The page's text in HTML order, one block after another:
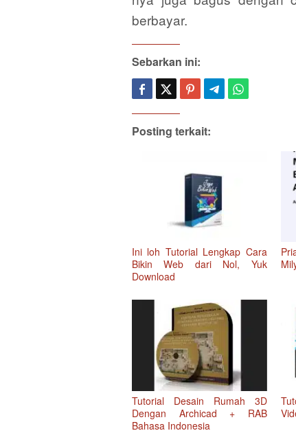
berbayar.
Sebarkan ini:
Posting terkait:
Ini loh Tutorial Lengkap Cara
Bikin Web dari Nol, Yuk
Download
Tutorial Desain Rumah 3D
Dengan Archicad + RAB
Bahasa Indonesia